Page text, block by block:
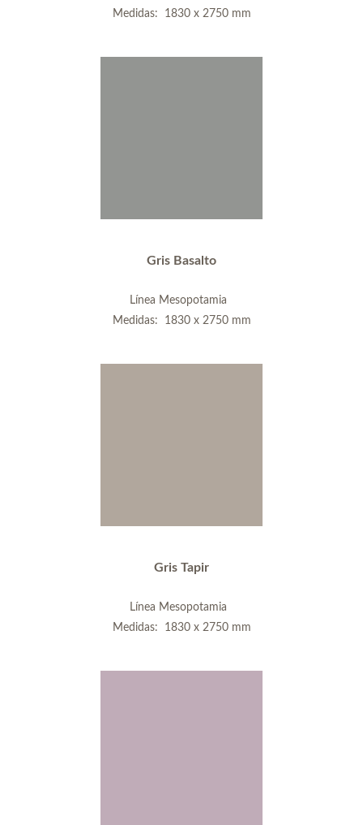
Medidas: 1830 x 2750 mm
Gris Basalto
Línea Mesopotamia
Medidas: 1830 x 2750 mm
Gris Tapir
Línea Mesopotamia
Medidas: 1830 x 2750 mm